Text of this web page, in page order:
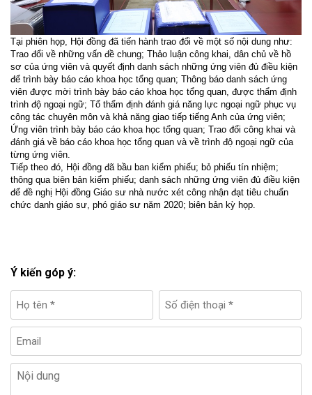
Tại phiên họp, Hội đồng đã tiến hành trao đổi về một số nội dung như:
Trao đổi về những vấn đề chung; Thảo luận công khai, dân chủ về hồ
sơ của ứng viên vàquyết định danh sách những ứng viên đủ điều kiện
để trình bày báo cáo khoa học tổng quan; Thông báo danh sách ứng
viên được mời trình bày báo cáo khoa học tổng quan, được thẩm định
trình độ ngoại ngữ; Tổ thẩm định đánh giá năng lực ngoại ngữ phục vụ
công tác chuyên môn và khả năng giao tiếp tiếng Anh của ứng viên;
Ứng viên trình bày báo cáo khoa học tổng quan; Trao đổi công khai và
đánh giá về báo cáo khoa học tổng quan và về trình độ ngoại ngữ của
từng ứng viên.
Tiếp theo đó, Hội đồng đã bầu ban kiểm phiếu; bỏ phiếu tín nhiệm;
thông qua biên bản kiểm phiếu; danh sách những ứng viên đủ điều kiện
để đề nghị Hội đồng Giáo sư nhà nước xét công nhận đạt tiêu chuẩn
chức danh giáo sư, phó giáo sư năm 2020; biên bản kỳ họp.
Ý kiến góp ý: